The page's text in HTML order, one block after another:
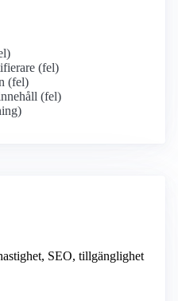
(fel)
(fel)
(fel)
SEO, tillgänglighet